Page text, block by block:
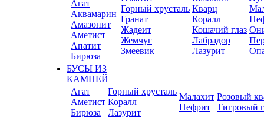
Агат
Аквамарин
Амазонит
Аметист
Апатит
Бирюза
Горный хрусталь
Гранат
Жадеит
Жемчуг
Змеевик
Кварц
Коралл
Кошачий глаз
Лабрадор
Лазурит
БУСЫ ИЗ
КАМНЕЙ
Агат
Аметист
Бирюза
Горный хрусталь
Коралл
Лазурит
Малахит
Нефрит
Розовый
Тигровый